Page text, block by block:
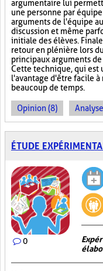
argumentaire lui
une personne par
arguments de l'équipe
discussion et même
initiale des élèves.
retour en plénière lors
principaux arguments
Cette technique, qui est
l'avantage d'être facile
beaucoup de temps.
Opinion (8)
ÉTUDE
0